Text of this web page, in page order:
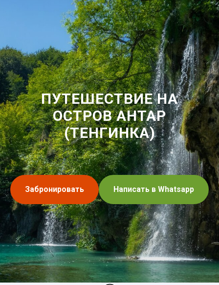
ПУТЕШЕСТВИЕ НА
ОСТРОВ АНТАР
(ТЕНГИНКА)
Забронировать Написать в Whatsapp